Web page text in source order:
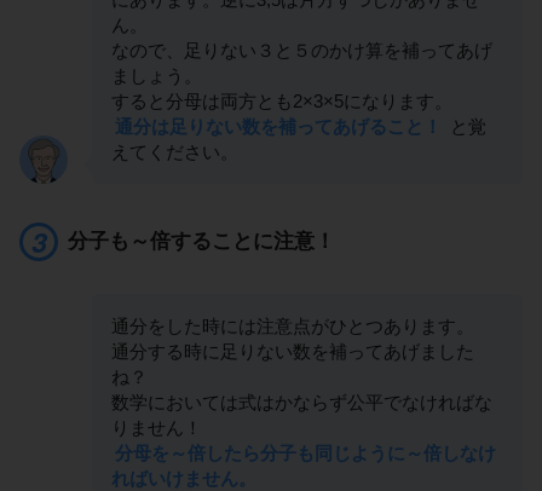
ん。
なので、足りない３と５のかけ算を補ってあげ
ましょう。
すると分母は両方とも2×3×5になります。
通分は足りない数を補ってあげること！
と覚
えてください。
分子も～倍することに注意！
通分をした時には注意点がひとつあります。
通分する時に足りない数を補ってあげました
ね？
数学においては式はかならず公平でなければな
りません！
分母を～倍したら分子も同じように～倍しなけ
ればいけません。